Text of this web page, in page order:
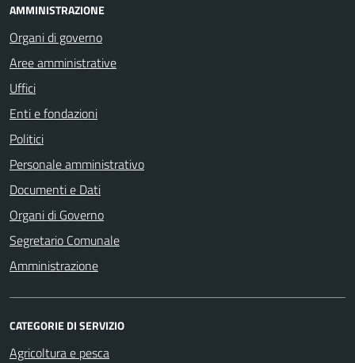
AMMINISTRAZIONE
Organi di governo
Aree amministrative
Uffici
Enti e fondazioni
Politici
Personale amministrativo
Documenti e Dati
Organi di Governo
Segretario Comunale
Amministrazione
CATEGORIE DI SERVIZIO
Agricoltura e pesca